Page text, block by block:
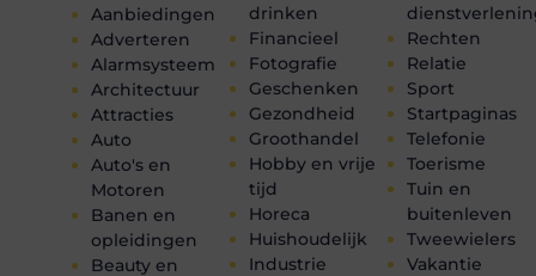
Aanbiedingen
Adverteren
Alarmsysteem
Architectuur
Attracties
Auto
Auto's en
Motoren
Banen en
opleidingen
Beauty en
drinken
Financieel
Fotografie
Geschenken
Gezondheid
Groothandel
Hobby en vrije
tijd
Horeca
Huishoudelijk
Industrie
Rechten
Relatie
Sport
Startpaginas
Telefonie
Toerisme
Tuin en
buitenleven
Tweewielers
Vakantie